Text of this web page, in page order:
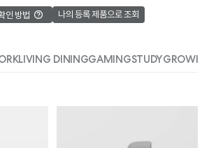
인 방법 나의 등록 제품으로 조회
LIVING DININGGAMINGSTUDY